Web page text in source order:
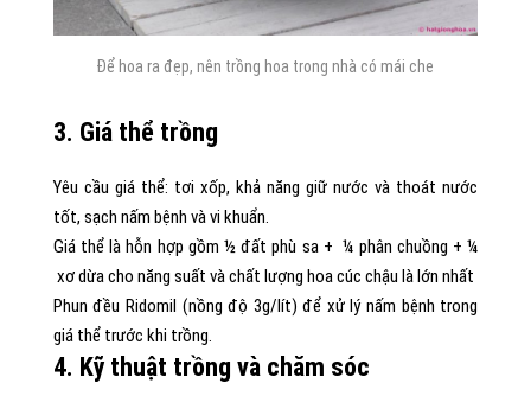
Để hoa ra đẹp, nên trồng hoa trong nhà có mái che
3. Giá thể trồng
Yêu cầu giá thể: tơi xốp, khả năng giữ nước và thoát nước
tốt, sạch nấm bệnh và vi khuẩn.
Giá thể là hỗn hợp gồm ½ đất phù sa + ¼ phân chuồng + ¼
xơ dừa cho năng suất và chất lượng hoa cúc chậu là lớn nhất
Phun đều Ridomil (nồng độ 3g/lít) để xử lý nấm bệnh trong
giá thể trước khi trồng.
4. Kỹ thuật trồng và chăm sóc